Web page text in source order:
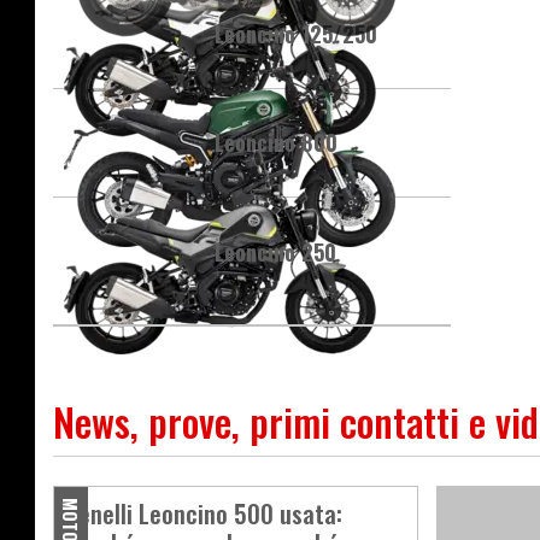
Leoncino 125/250
Leoncino 800
Leoncino 250
News, prove, primi contatti e
Benelli Leoncino 500 usata: